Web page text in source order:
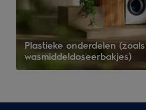
Plastieke onderdelen (zoals
wasmiddeldoseerbakjes)